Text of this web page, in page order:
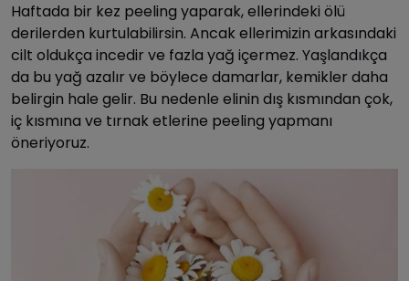
Haftada bir kez peeling yaparak, ellerindeki ölü
derilerden kurtulabilirsin. Ancak ellerimizin arkasındaki
cilt oldukça incedir ve fazla yağ içermez. Yaşlandıkça
da bu yağ azalır ve böylece damarlar, kemikler daha
belirgin hale gelir. Bu nedenle elinin dış kısmından çok,
iç kısmına ve tırnak etlerine peeling yapmanı
öneriyoruz.